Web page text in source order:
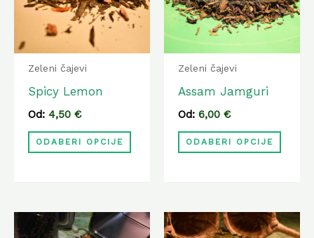
Zeleni čajevi
Spicy Lemon
Od: 4,50 €
ODABERI OPCIJE
varijanti.
Opcije
se
Zeleni čajevi
Assam Jamguri
Od: 6,00 €
ODABERI OPCIJE
se
Ovaj
Ovaj